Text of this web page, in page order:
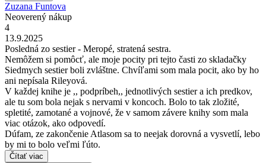
Zuzana Funtova
Neoverený nákup
4
13.9.2025
Posledná zo sestier - Meropé, stratená sestra.
Nemôžem si pomôcť, ale moje pocity pri tejto časti zo skladačky
Siedmych sestier boli zvláštne. Chvíľami som mala pocit, ako by ho
ani nepísala Rileyová.
V každej knihe je ,, podpríbeh,, jednotlivých sestier a ich predkov,
ale tu som bola nejak s nervami v koncoch. Bolo to tak zložité,
spletité, zamotané a vojnové, že v samom závere knihy som mala
viac otázok, ako odpovedí.
Dúfam, ze zakončenie Atlasom sa to neejak dorovná a vysvetlí, lebo
by mi to bolo veľmi ľúto.
Čítať viac